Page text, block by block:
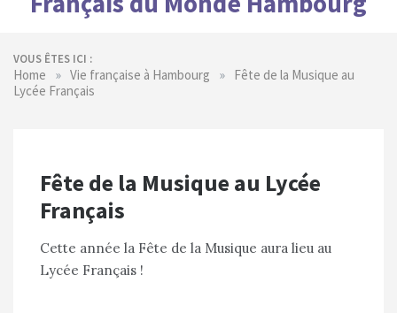
VOUS ÊTES ICI :
Home » Vie française à Hambourg » Fête de la Musique au
Lycée Français
Fête de la Musique au Lycée
Français
Cette année la Fête de la Musique aura lieu au
Lycée Français !